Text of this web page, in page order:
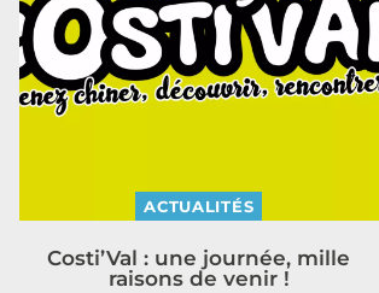
ACTUALITÉS
Costi’Val : une journée, mille
raisons de venir !